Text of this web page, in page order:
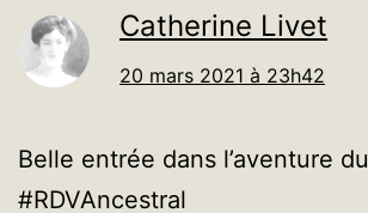
Catherine Livet
20 mars 2021 à 23h42
Belle entrée dans l’aventure du
#RDVAncestral